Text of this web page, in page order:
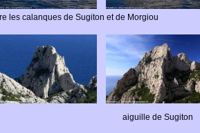
les calanques de Sugiton et de Morgiou
aiguille de Sugiton